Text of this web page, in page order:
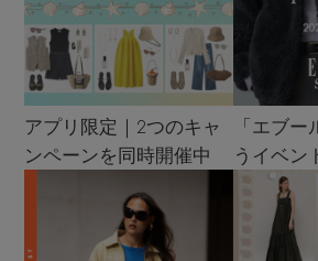
アプリ限定｜2つのキャ
ンペーンを同時開催中
「エブ
うイベン